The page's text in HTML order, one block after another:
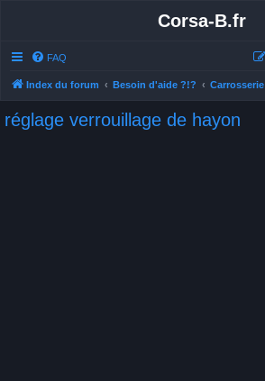
Corsa-B.fr
FAQ
Index du forum Besoin d'aide ?!? Carrosserie
réglage verrouillage de hayon